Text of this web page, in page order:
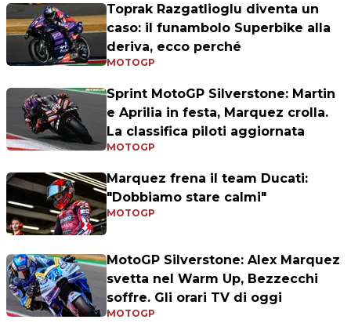
Toprak Razgatlioglu diventa un
caso: il funambolo Superbike alla
deriva, ecco perché
MOTOGP
Sprint MotoGP Silverstone: Martin
e Aprilia in festa, Marquez crolla.
La classifica piloti aggiornata
MOTOGP
Marquez frena il team Ducati:
"Dobbiamo stare calmi"
MOTOGP
MotoGP Silverstone: Alex Marquez
svetta nel Warm Up, Bezzecchi
soffre. Gli orari TV di oggi
MOTOGP